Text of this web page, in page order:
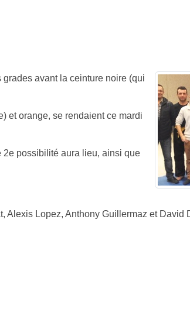
avant la ceinture noire (qui
et orange, se rendaient ce mardi
possibilité aura lieu, ainsi que
Alexis Lopez, Anthony Guillermaz et David